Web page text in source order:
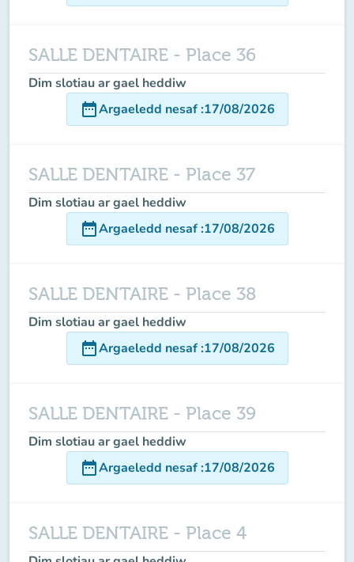
SALLE DENTAIRE - Place 36
Dim slotiau ar gael heddiw
date_rangeArgaeledd nesaf:17/08/2026
SALLE DENTAIRE - Place 37
Dim slotiau ar gael heddiw
date_rangeArgaeledd nesaf:17/08/2026
SALLE DENTAIRE - Place 38
Dim slotiau ar gael heddiw
date_rangeArgaeledd nesaf:17/08/2026
SALLE DENTAIRE - Place 39
Dim slotiau ar gael heddiw
date_rangeArgaeledd nesaf:17/08/2026
SALLE DENTAIRE - Place 4